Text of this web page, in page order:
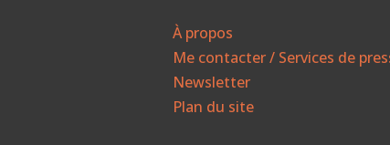
À propos
Me contacter / Services de
Newsletter
Plan du site